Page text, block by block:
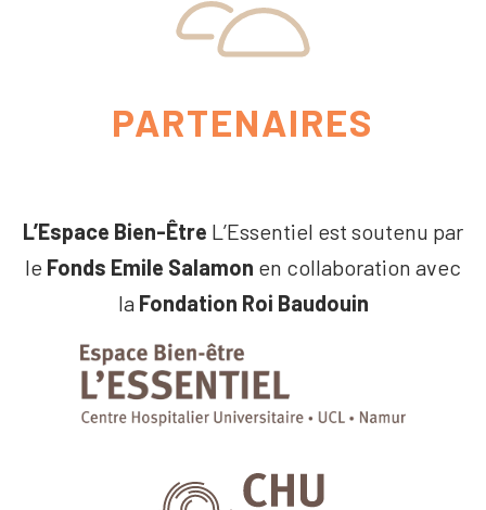
PARTENAIRES
L’Espace Bien-Être L’Essentiel est soutenu par
le Fonds Emile Salamon en collaboration avec
la Fondation Roi Baudouin